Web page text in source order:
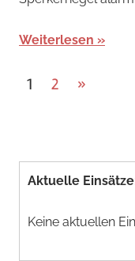
Weiterlesen
1 2
Nächste
»
Aktuelle
Keine aktuellen